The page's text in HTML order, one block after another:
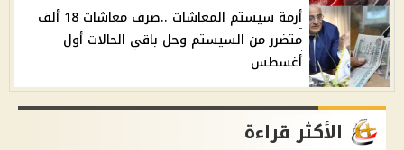
أزمة سيستم المعاشات ..صرف معاشات 18 ألف
متضرر من السيستم وحل باقي الحالات أول
أغسطس
الأكثر قراءة